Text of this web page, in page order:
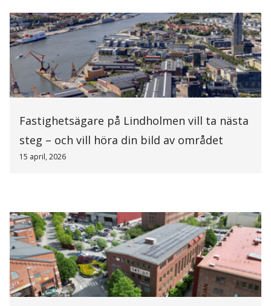
Fastighetsägare på Lindholmen vill ta nästa
steg – och vill höra din bild av området
15 april, 2026